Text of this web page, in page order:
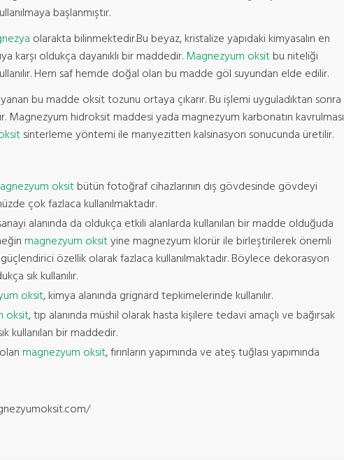
başlanmıştır.
olarakta bilinmektedir.Bu beyaz, kristalize yapıdaki kimyasalın en
karşı oldukça dayanıklı bir maddedir.Magnezyum oksitbu niteliği
Hem saf hemde doğal olan bu madde göl suyundan elde edilir.
bu madde oksit tozunu ortaya çıkarır. Bu işlemi uyguladıktan sonra
Magnezyum hidroksit maddesi yada magnezyum karbonatın​ kavrulması
sinterleme yöntemi ile manyezitten kalsinasyon sonucunda üretilir.
oksitbütün fotoğraf cihazlarının dış gövdesinde gövdeyi
çok fazlaca kullanılmaktadır.
alanında da oldukça etkili alanlarda kullanılan bir madde olduğuda
magnezyum oksityine magnezyum klorür ile birleştirilerek önemli
özellik olarak fazlaca kullanılmaktadır. Böylece dekorasyon
sık kullanılır.
oksit, kimya alanında grignard tepkimelerinde kullanılır.
oksit, tıp alanında müshil olarak hasta kişilere tedavi amaçlı ve bağırsak
kullanılan bir maddedir.
magnezyum oksit, fırınların yapımında ve ateş tuğlası yapımında